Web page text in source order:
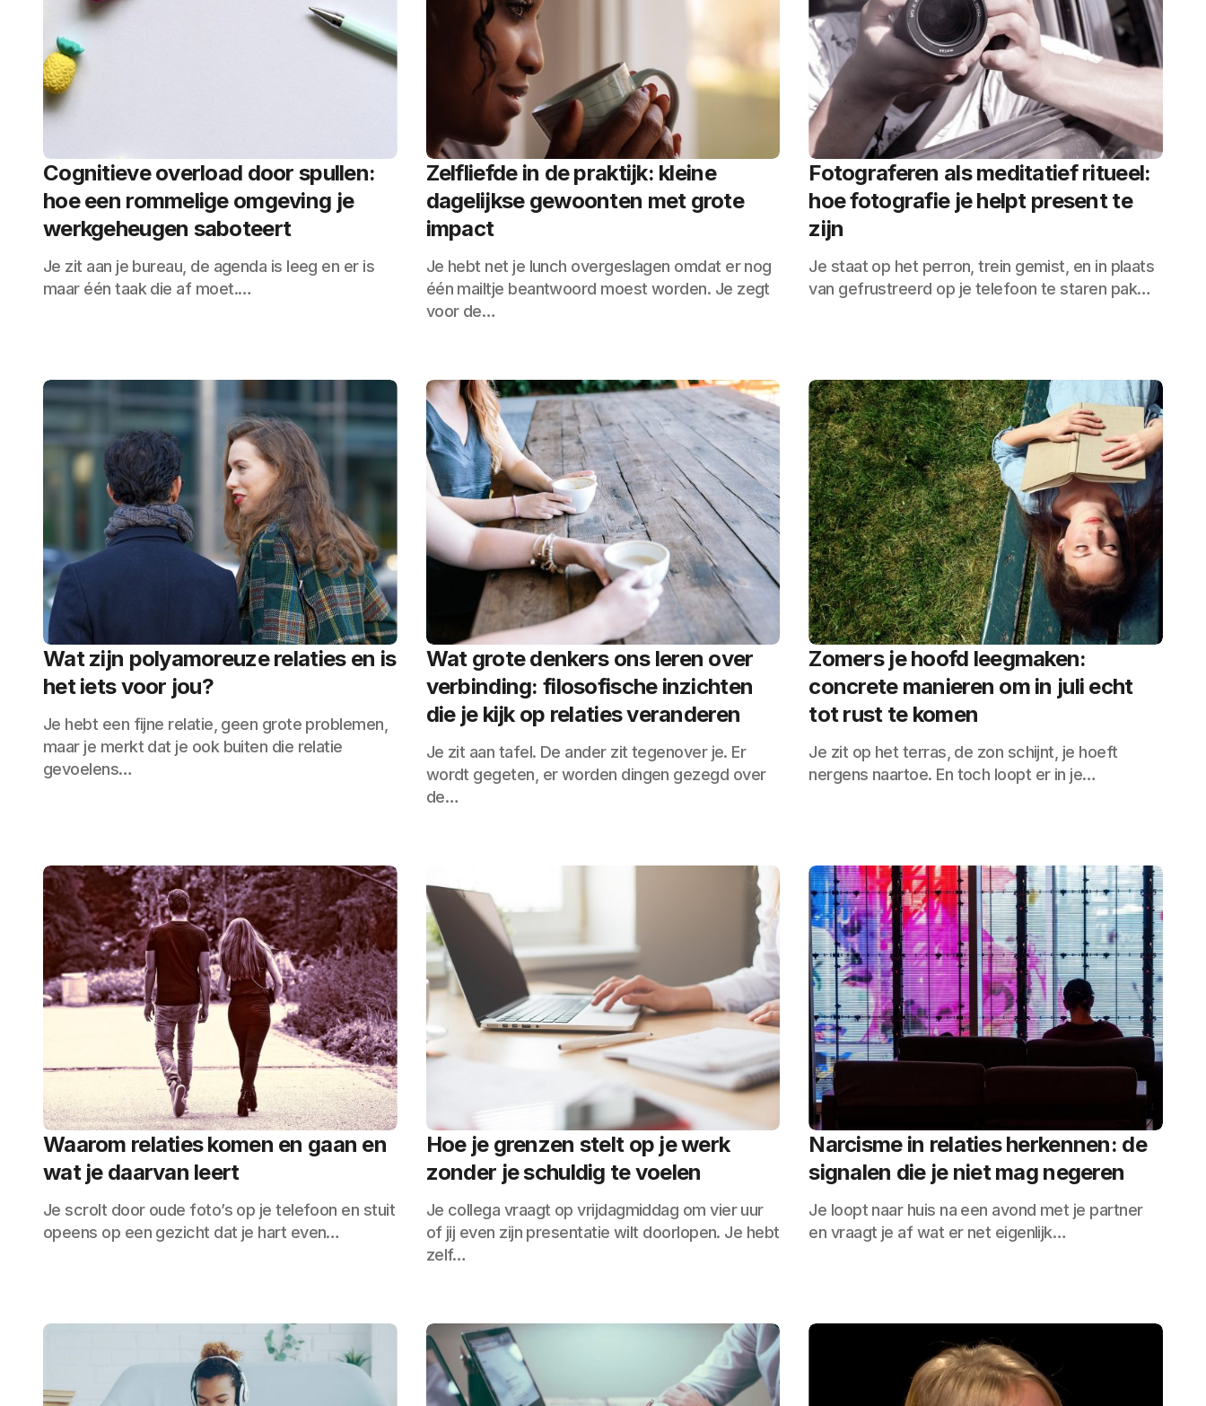
Cognitieve overload door spullen:
hoe een rommelige omgeving je
werkgeheugen saboteert
Je zit aan je bureau, de agenda is leeg en er is
maar één taak die af moet.…
Zelfliefde in de praktijk: kleine
dagelijkse gewoonten met grote
impact
Je hebt net je lunch overgeslagen omdat er nog
één mailtje beantwoord moest worden. Je zegt
voor de…
Fotograferen als meditatief ritueel:
hoe fotografie je helpt present te
zijn
Je staat op het perron, trein gemist, en in plaats
van gefrustreerd op je telefoon te staren pak…
Wat zijn polyamoreuze relaties en is
het iets voor jou?
Je hebt een fijne relatie, geen grote problemen,
maar je merkt dat je ook buiten die relatie
gevoelens…
Wat grote denkers ons leren over
verbinding: filosofische inzichten
die je kijk op relaties veranderen
Je zit aan tafel. De ander zit tegenover je. Er
wordt gegeten, er worden dingen gezegd over
de…
Zomers je hoofd leegmaken:
concrete manieren om in juli echt
tot rust te komen
Je zit op het terras, de zon schijnt, je hoeft
nergens naartoe. En toch loopt er in je…
Waarom relaties komen en gaan en
wat je daarvan leert
Je scrolt door oude foto’s op je telefoon en stuit
opeens op een gezicht dat je hart even…
Hoe je grenzen stelt op je werk
zonder je schuldig te voelen
Je collega vraagt op vrijdagmiddag om vier uur
of jij even zijn presentatie wilt doorlopen. Je hebt
zelf…
Narcisme in relaties herkennen: de
signalen die je niet mag negeren
Je loopt naar huis na een avond met je partner
en vraagt je af wat er net eigenlijk…